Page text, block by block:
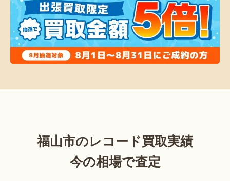
福山市のレコード買取実績
今の相場で査定